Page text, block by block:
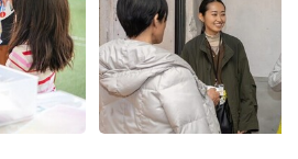
雑なテーマを扱いつつも、人と人
れる“偶発的な可能性”に価値を置
政と連携しながら、制度や仕組み
目の前の人としっかり向き合う姿